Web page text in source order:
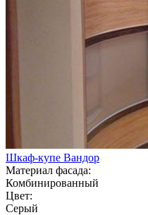
Шкаф-купе Вандор
Материал фасада:
Комбинированный
Цвет:
Серый